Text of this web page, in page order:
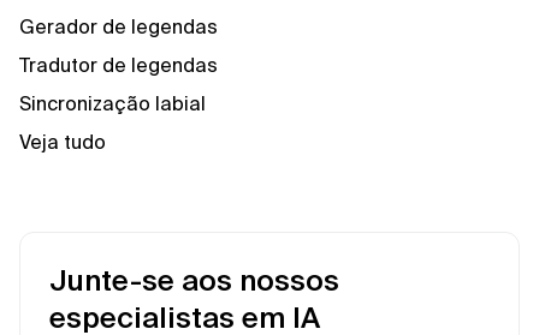
Gerador de legendas
Tradutor de legendas
Sincronização labial
Veja tudo
Junte-se aos nossos
especialistas em IA